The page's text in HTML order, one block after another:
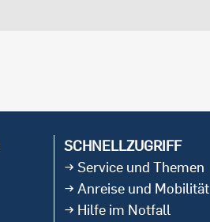
SCHNELLZUGRIFF
Service und Themen
Anreise und Mobilität
Hilfe im Notfall